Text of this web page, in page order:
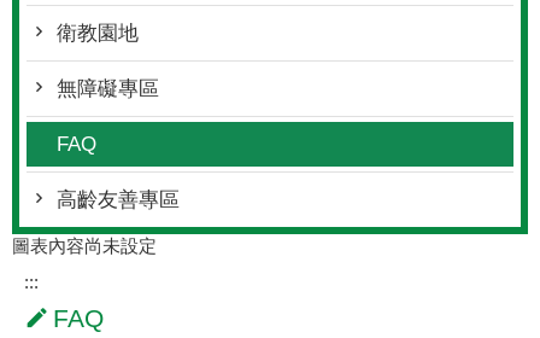
衛教園地
無障礙專區
FAQ
高齡友善專區
圖表內容尚未設定
:::
FAQ